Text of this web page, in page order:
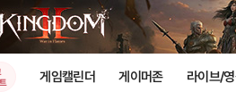
게임캘린더 게이머존 라이브/